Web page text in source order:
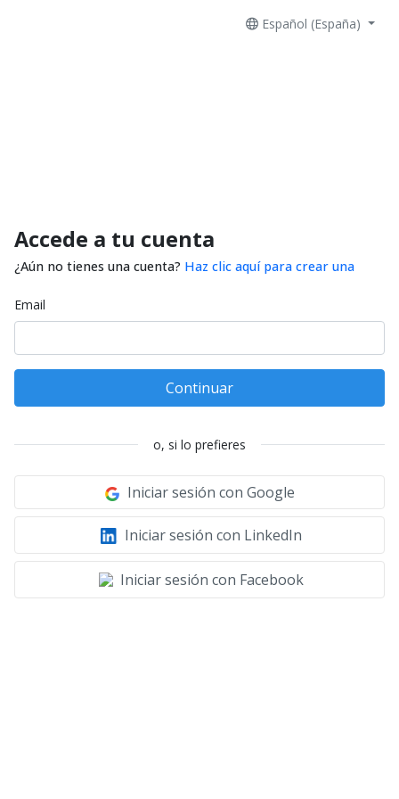
Español (España)
Accede a tu cuenta
¿Aún no tienes una cuenta? Haz clic aquí para crear una
Email
Continuar
o, si lo prefieres
Iniciar sesión con Google
Iniciar sesión con LinkedIn
Iniciar sesión con Facebook